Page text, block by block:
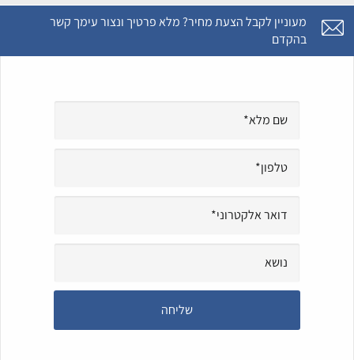
מעוניין לקבל הצעת מחיר? מלא פרטיך ונצור עימך קשר
בהקדם